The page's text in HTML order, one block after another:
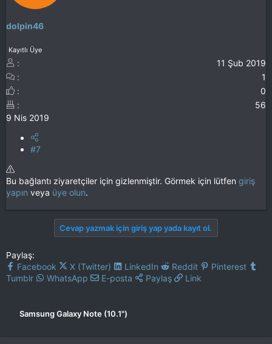
dolpin46
Kayıtlı Üye
11 Şub 2019
1
0
56
9 Nis 2019
#7
Bu bağlantı ziyaretçiler için gizlenmiştir. Görmek için lütfen giriş
yapın veya üye olun.
Cevap yazmak için giriş yap yada kayıt ol.
Paylaş:
Facebook
X (Twitter) LinkedIn Reddit
Pinterest
Tumblr
WhatsApp E-posta Paylaş Link
Samsung Galaxy Note (10.1")